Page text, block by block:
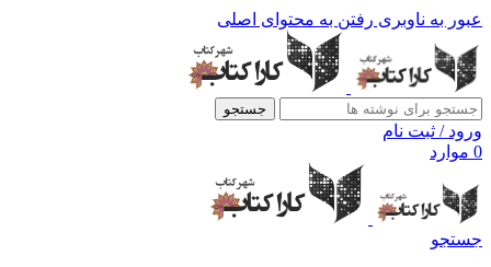
عبور به ناوبری رفتن به محتوای اصلی
جستجو
ورود / ثبت نام
0 موارد
جستجو